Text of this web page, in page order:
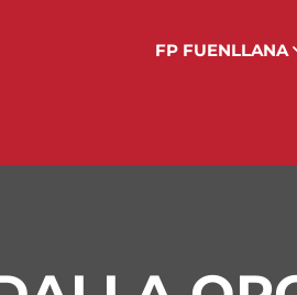
FP FUENLLANA